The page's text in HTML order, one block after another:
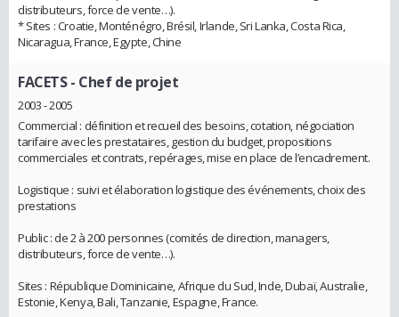
distributeurs, force de vente…).
* Sites : Croatie, Monténégro, Brésil, Irlande, Sri Lanka, Costa Rica,
Nicaragua, France, Egypte, Chine
FACETS- Chef de projet
2003 - 2005
Commercial : définition et recueil des besoins, cotation, négociation
tarifaire avec les prestataires, gestion du budget, propositions
commerciales et contrats, repérages, mise en place de l’encadrement.
Logistique : suivi et élaboration logistique des événements, choix des
prestations
Public : de 2 à 200 personnes (comités de direction, managers,
distributeurs, force de vente…).
Sites : République Dominicaine, Afrique du Sud, Inde, Dubaï, Australie,
Estonie, Kenya, Bali, Tanzanie, Espagne, France.